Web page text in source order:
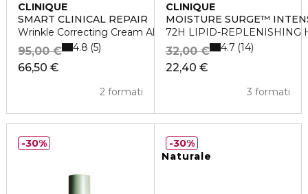
CLINIQUE
SMART CLINICAL REPAIR
Wrinkle Correcting Cream All Skin Types
66,50 €
95,00 €
2 formati
4.8 5
CLINIQUE
MOISTURE SURGE™
72H LIPID-REPLENISHING
22,40 €
32,00 €
3 formati
4.7 14
30%
Naturale
30%